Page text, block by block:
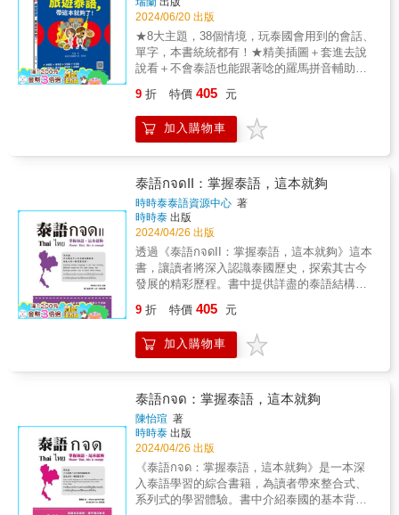
容豐富活潑、簡單易學， 馬上和泰國人聊不
停。 錄音教材有助你掌握發音技巧， 加強聽說
能力， 學習純正道地的泰語， 是你自學泰語的
好幫手。 3.中文拼音對照，一指通 會說中文就
能說泰語， 現學現賣， 泰語不熟沒關係， 你
指中文、他看泰語，也能通。 從字母及發音入
＋教材雙效合一，完整收錄單字、會話 QR
Code行動學習音檔，由專業錄音老師錄製， 完
整收錄會話、單字、發音， 由外籍老師親自錄
泰語唸兩遍， 第一遍為正常速度、第二遍唸稍
慢， 反覆練習，自然說出一口純正的泰語。 &
書搭配聽QR Code行動學習音檔， 躺著、坐
著、站著、開車、坐捷運都合用， 學好泰語，
時空、姿勢，輕鬆無上限。 【最特別的學習方
式，很快學會泰語】 ◆一聽就會 聲音＋教材雙
效合一，全方位學習零障礙，效果立現。精心
你掌握實際的發音技巧，加強聽說能力，學習
純正道地的泰語。 ◆不花錢，自學好幫手
不用上補習班，有此一書，就好像請了一位免
費的泰語家教，是你自學泰語的好幫手。請讀
能講出最標準的語調，反覆練習，自然說出一
口純正的泰語。 ◆旅遊經商必備寶典 收集泰國
購物、觀光、飲食、風土人情的最新情報，提
供讀者對泰國有初步的認識，極富閱讀價值和
趣味性。 【快速提升聽說能力】 附QR Code行
動學習音檔 免費下載，即掃即聽 泰語會話、聽
力，瞬間提升 因應時代與科技進步， 本書以
「附免費QR碼線上音檔」， 全新呈現給讀者，
2024/06/20 出版
★8大主題，38個情境，玩泰國會用到的會話、
單字，本書統統都有！★精美插圖＋套進去說
說看＋不會泰語也能跟著唸的羅馬拼音輔助，
關介紹，一書在手，泰國暢行無阻！&史上最好
用、最歡樂的泰語旅遊會話書，就是《旅遊泰
語，帶這本就夠了！》&38個情境，玩泰國會用
สบายใจด้วยเล่มนี้邊玩邊學！萬事OK！&&★旅
遊泰國會遇到的8大種情境，本書統統都有！．
準備篇&& ．機場篇&& ．交通篇&& ．住宿
篇．用餐篇&& ．觀光篇&& ．購物篇&& ．困
難篇&&★本書4大主軸，旅遊泰國一定用得
到！1.最好用的一句話，代換單字立即就能開
口說！ 精選38種場合中最好用的一句話，
最好用的一句話不僅生活化、道地，還另外列
出數個相關單字，只要代換練習看看，立即就
人說說看！ 針對8大篇38種情況，以最好用
的一句話延伸內容，實境模擬最逼真的情境對
話。只要運用基本句型，不管遇到什麼場合，
暢遊泰國QA，原來這就是泰國！ 想去泰國
玩，但您對泰國了解了多少？各種情況下皆有
相關常識的小測驗，藉由本專欄，不僅可以複
習您對泰國的認知是否正確，還可以吸收以前
所不知道的泰國文化知識。此外，「暢遊泰國
QA！」還有精闢的導遊解說，哪裡好玩？什麼
好吃？哪裡好買？到泰國哪裡要注意？請仔細
9 折 特價 405 元
加入購物車
泰語กจดII：掌握泰語，這本就夠
時時泰泰語資源中心 著
時時泰 出版
2024/04/26 出版
透過《泰語กจดII：掌握泰語，這本就夠》這本
書，讓讀者將深入認識泰國歷史，探索其古今
發展的精彩歷程。書中提供詳盡的泰語結構，
本要素。同時，透過對句構的深入理解，讀者
將打下堅實的基本功夫，為更高層次的語言學
習奠定基礎。此外，書中也融合了實用的按
能力。
9 折 特價 405 元
加入購物車
泰語กจด：掌握泰語，這本就夠
陳怡瑄 著
時時泰 出版
2024/04/26 出版
《泰語กจด：掌握泰語，這本就夠》是一本深
入泰語學習的綜合書籍，為讀者帶來整合式、
系列式的學習體驗。書中介紹泰國的基本背景